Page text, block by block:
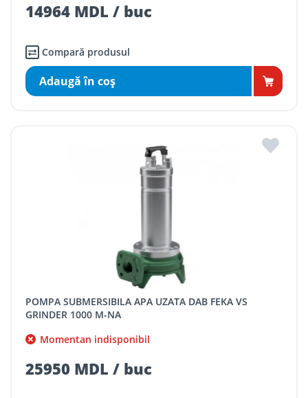
14964 MDL / buc
Compară produsul
Adaugă în coş
POMPA SUBMERSIBILA APA UZATA DAB FEKA VS
GRINDER 1000 M-NA
Momentan indisponibil
25950 MDL / buc